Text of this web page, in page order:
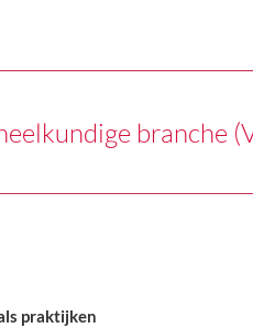
branche
praktijken